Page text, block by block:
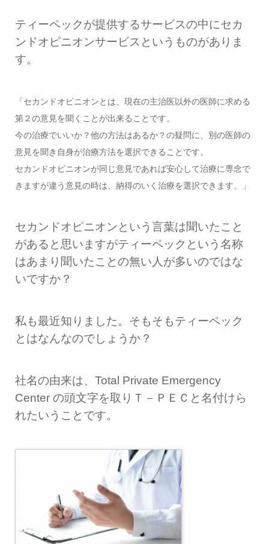
ティーペックが提供するサービスの中にセカ
ンドオピニオンサービスというものがありま
す。
「セカンドオピニオンとは、現在の主治医以外の医師に求める
第２の意見を聞くことが出来ることです。
今の治療でいいか？他の方法はあるか？の疑問に、別の医師の
意見を聞き自身が治療方法を選択できることです。
セカンドオピニオンが同じ意見であれば安心して治療に専念で
きますが違う意見の時は、納得のいく治療を選択できます。」
セカンドオピニオンという言葉は聞いたこと
があると思いますがティーペックという名称
はあまり聞いたことの無い人が多いのではな
いですか？
私も最近知りました。そもそもティーペック
とはなんなのでしょうか？
社名の由来は、Total Private Emergency
Center の頭文字を取りＴ－ＰＥＣと名付けら
れたいうことです。